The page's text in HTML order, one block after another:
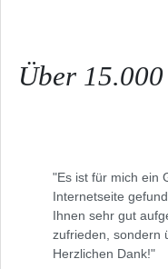
Über
"Es ist für mich ein
Internetseite
Ihnen sehr gut
zufrieden, sondern
Herzlichen Dank!"